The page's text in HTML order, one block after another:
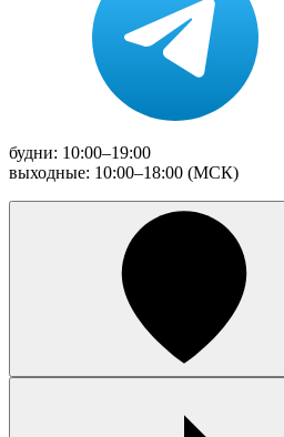
будни: 10:00–19:00
выходные: 10:00–18:00 (МСК)